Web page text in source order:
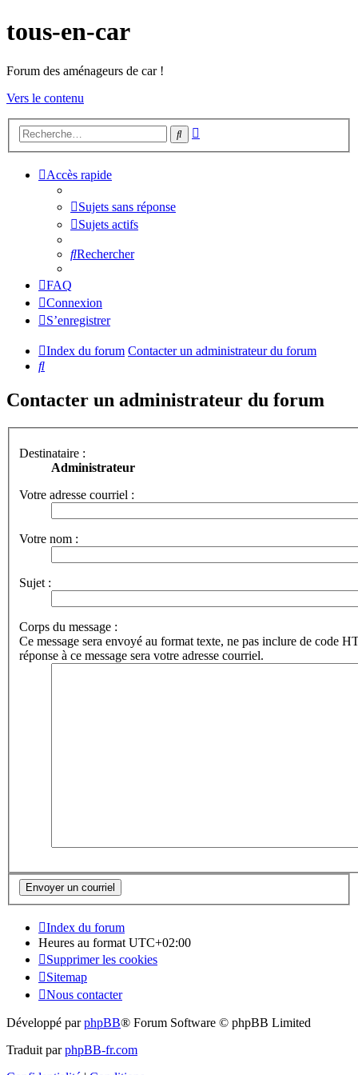
tous-en-car
Forum des aménageurs de car !
Vers le contenu
Rechercher
Accès rapide
Sujets sans réponse
Sujets actifs
Rechercher
FAQ
Connexion
S’enregistrer
Index du forum Contacter un administrateur du forum
Rechercher
Contacter un administrateur du forum
Destinataire :
Administrateur
Votre adresse courriel :
Votre nom :
Sujet :
Corps du message :
Ce message sera envoyé au format texte, ne pas inclure de code
réponse à ce message sera votre adresse courriel.
Index du forum
Heures au formatUTC+02:00
Supprimer les cookies
Sitemap
Nous contacter
Développé parphpBB® Forum Software © phpBB Limited
Traduit parphpBB-fr.com